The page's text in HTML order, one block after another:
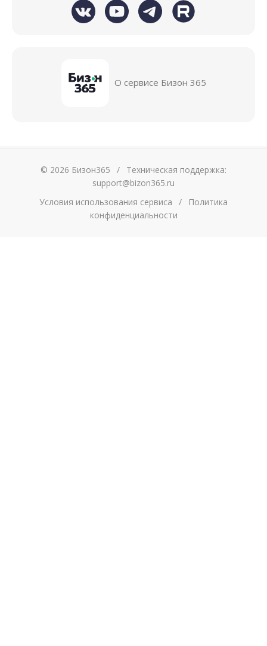
О сервисе Бизон 365
© 2026 Бизон365 /
Техническая поддержка:
support@bizon365.ru
Условия использования сервиса
/
Политика
конфиденциальности